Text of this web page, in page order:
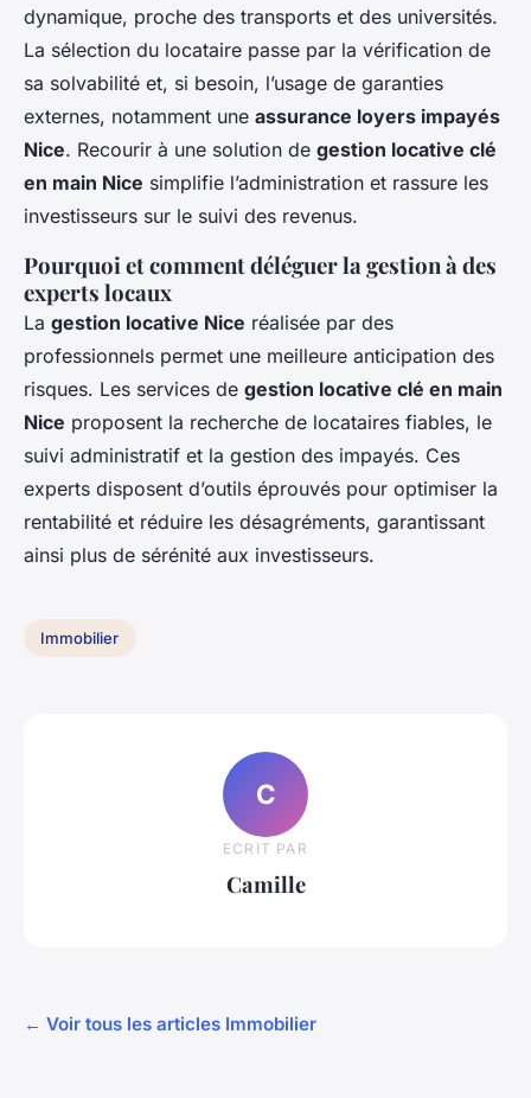
dynamique, proche des transports et des universités.
La sélection du locataire passe par la vérification de
sa solvabilité et, si besoin, l’usage de garanties
externes, notamment une assurance loyers impayés
Nice. Recourir à une solution de gestion locative clé
en main Nice simplifie l’administration et rassure les
investisseurs sur le suivi des revenus.
Pourquoi et comment déléguer la gestion à des
experts locaux
La gestion locative Nice réalisée par des
professionnels permet une meilleure anticipation des
risques. Les services de gestion locative clé en main
Nice proposent la recherche de locataires fiables, le
suivi administratif et la gestion des impayés. Ces
experts disposent d’outils éprouvés pour optimiser la
rentabilité et réduire les désagréments, garantissant
ainsi plus de sérénité aux investisseurs.
Immobilier
C
ECRIT PAR
Camille
← Voir tous les articles Immobilier